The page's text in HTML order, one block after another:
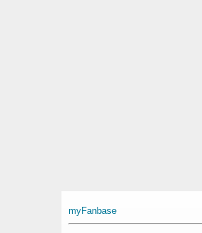
myFanbase